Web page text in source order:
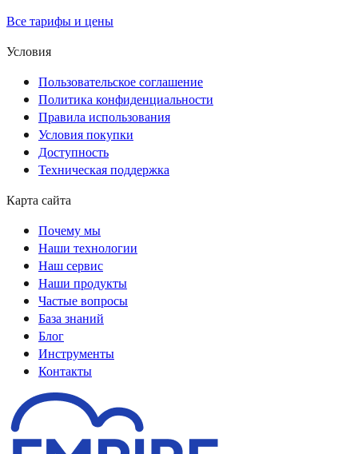
Все тарифы и цены
Условия
Пользовательское соглашение
Политика конфиденциальности
Правила использования
Условия покупки
Доступность
Техническая поддержка
Карта сайта
Почему мы
Наши технологии
Наш сервис
Наши продукты
Частые вопросы
База знаний
Блог
Инструменты
Контакты